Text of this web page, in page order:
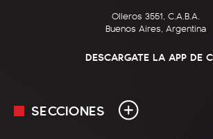
Olleros 3551, C.A.B.A.
Buenos Aires, Argentina
DESCARGATE LA APP DE
SECCIONES